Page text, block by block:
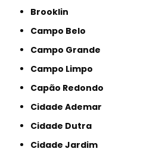
Brooklin
Campo Belo
Campo Grande
Campo Limpo
Capão Redondo
Cidade Ademar
Cidade Dutra
Cidade Jardim